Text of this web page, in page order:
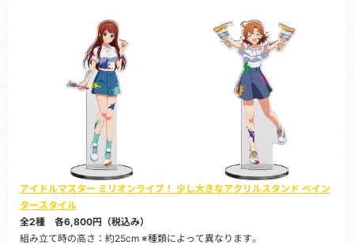
アイドルマスター ミリオンライブ！ 少し大きなアクリルスタンド ペイン
タースタイル
全2種 各6,800円（税込み）
組み立て時の高さ：約25cm ※種類によって異なります。